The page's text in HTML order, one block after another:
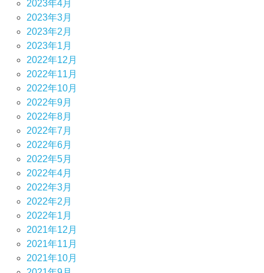
2023年4月
2023年3月
2023年2月
2023年1月
2022年12月
2022年11月
2022年10月
2022年9月
2022年8月
2022年7月
2022年6月
2022年5月
2022年4月
2022年3月
2022年2月
2022年1月
2021年12月
2021年11月
2021年10月